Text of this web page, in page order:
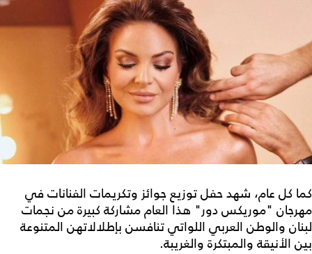
كما كل عام، شهد حفل توزيع جوائز وتكريمات الفنانات في
مهرجان "موريكس دور" هذا العام مشاركة كبيرة من نجمات
لبنان والوطن العربي اللواتي تنافسن بإطلالاتهن المتنوعة
بين الأنيقة والمبتكرة والغريبة.